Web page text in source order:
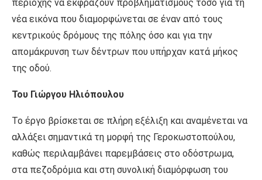
περιοχής να εκφράζουν προβληματισμούς τόσο για τη
νέα εικόνα που διαμορφώνεται σε έναν από τους
κεντρικούς δρόμους της πόλης όσο και για την
απομάκρυνση των δέντρων που υπήρχαν κατά μήκος
της οδού.
Του Γιώργου Ηλιόπουλου
Το έργο βρίσκεται σε πλήρη εξέλιξη και αναμένεται να
αλλάξει σημαντικά τη μορφή της Γεροκωστοπούλου,
καθώς περιλαμβάνει παρεμβάσεις στο οδόστρωμα,
στα πεζοδρόμια και στη συνολική διαμόρφωση του